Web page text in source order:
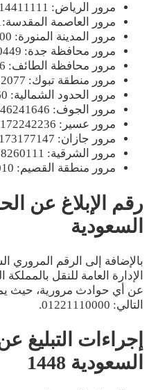
مرور الرياض: 0114411111
مرور العاصمة المقدسة:0125601411
مرور المدينة المنورة: 0148364200
مرور محافظة جدة: 0125600449 / 0126716385
مرور محافظة الطائف: 0127468666
مرور منطقة تبوك: 0172382077 / 0172382048
مرور الحدود الشمالية: 0175321760
مرور الجوف: 0146241646
مرور عسير: 0172242236مرور نجران : 0175224404
مرور جازان: 0173177147
مرور الشرقية: 0138260111 / 0138265088
مرور منطقة القصيم: 0163811010
رقم الإبلاغ عن
السعودية
بالإضافة إلى الرقم المروري
الإدارة العامة للنقل بالمملكة
عن أي حوادث مرورية، حيث
التالي: 01221110000.
إجراءات
السعودية 1448